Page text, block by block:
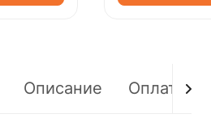
Описание Оплата